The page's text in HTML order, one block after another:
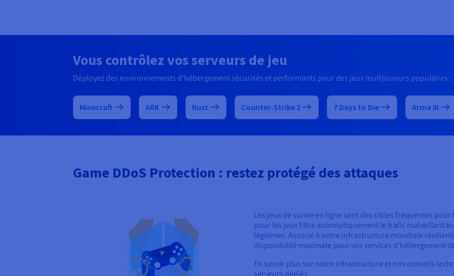
Vous contrôlez vos serveurs de jeu
Déployez des environnements d'hébergement sécurisés et performants pour des jeux multijoueurs populaires :
Minecraft ARK Rust Counter-Strike 2 7 Days to Die Arma III
Game DDoS Protection : restez protégé des attaques
Les jeux de survie en ligne sont des cibles fréquentes
pour les jeux filtre automatiquement le trafic malveillant
légitimes. Associé à notre infrastructure mondiale
disponibilité maximale pour vos services d'hébergement
En savoir plus sur notre infrastructure et nos conseils